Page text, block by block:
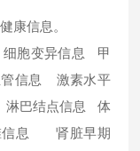
康信息。
胞变异信息 甲
信息 激素水平
巴结点信息 体
信息 肾脏早期